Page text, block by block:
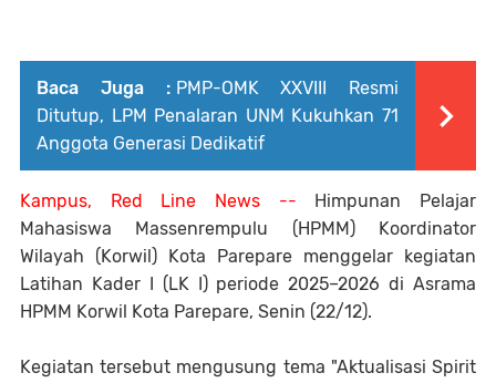
Baca Juga : PMP-OMK XXVIII Resmi
Ditutup, LPM Penalaran UNM Kukuhkan 71
Anggota Generasi Dedikatif
Kampus, Red Line News -- Himpunan Pelajar
Mahasiswa Massenrempulu (HPMM) Koordinator
Wilayah (Korwil) Kota Parepare menggelar kegiatan
Latihan Kader I (LK I) periode 2025–2026 di Asrama
HPMM Korwil Kota Parepare, Senin (22/12).
Kegiatan tersebut mengusung tema "Aktualisasi Spirit